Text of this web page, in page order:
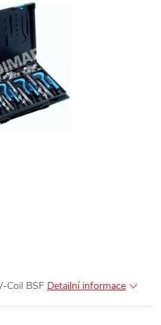
Coil BSF Detailní informace